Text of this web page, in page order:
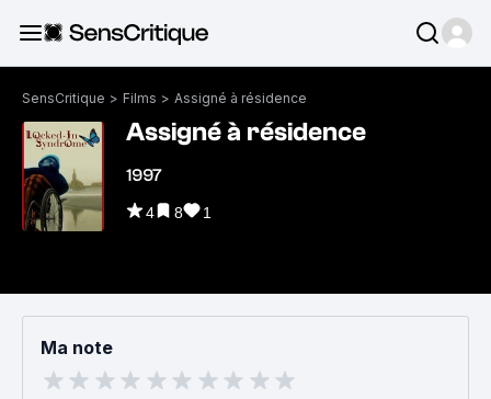
SensCritique > Films > Assigné à résidence
Assigné à résidence
1997
4 8 1
Ma note